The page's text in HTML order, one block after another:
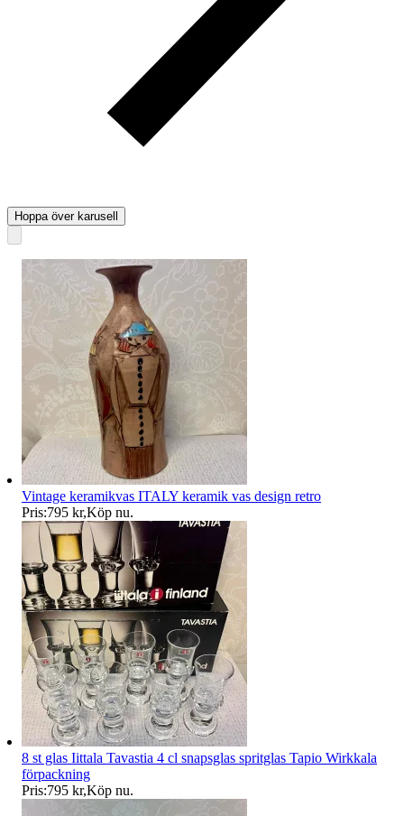
Hoppa över karusell
Vintage keramikvas ITALY keramik vas design retro
Pris:795 kr,Köp nu.
8 st glas Iittala Tavastia 4 cl snapsglas spritglas Tapio Wirkkala
förpackning
Pris:795 kr,Köp nu.